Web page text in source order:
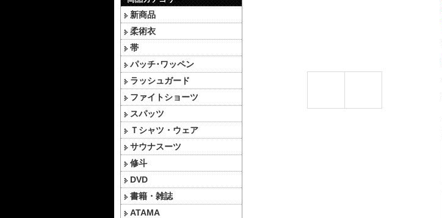
新商品
柔術衣
帯
パッチ･ワッペン
ラッシュガード
ファイトショーツ
スパッツ
Ｔシャツ・ウェア
サウナスーツ
修斗
DVD
書籍・雑誌
ATAMA